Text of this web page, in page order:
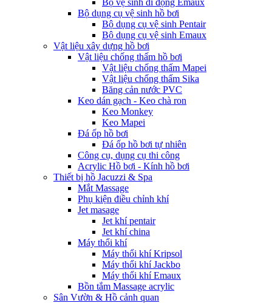
Bộ vệ sinh di động Emaux
Bộ dụng cụ vệ sinh hồ bơi
Bộ dụng cụ vệ sinh Pentair
Bộ dụng cụ vệ sinh Emaux
Vật liệu xây dựng hồ bơi
Vật liệu chống thấm hồ bơi
Vật liệu chống thấm Mapei
Vật liệu chống thấm Sika
Băng cản nước PVC
Keo dán gạch - Keo chà ron
Keo Monkey
Keo Mapei
Đá ốp hồ bơi
Đá ốp hồ bơi tự nhiên
Công cụ, dụng cụ thi công
Acrylic Hồ bơi - Kính hồ bơi
Thiết bị hồ Jacuzzi & Spa
Mắt Massage
Phụ kiện điều chỉnh khí
Jet masage
Jet khí pentair
Jet khí china
Máy thổi khí
Máy thổi khí Kripsol
Máy thổi khí Jackbo
Máy thổi khí Emaux
Bồn tắm Massage acrylic
Sân Vườn & Hồ cảnh quan